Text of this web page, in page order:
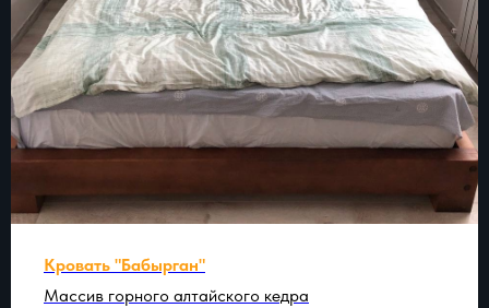
Кровать "Бабырган"
Массив горного алтайского кедра